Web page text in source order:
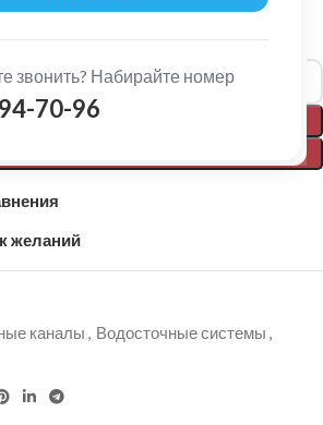
звонить? Набирайте номер
70-96
В КОРЗИНУ
желаний
каналы , Водосточные системы ,